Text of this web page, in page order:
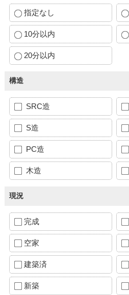
指定なし
10分以内
20分以内
構造
SRC造
S造
PC造
木造
現況
完成
空家
建築済
新築